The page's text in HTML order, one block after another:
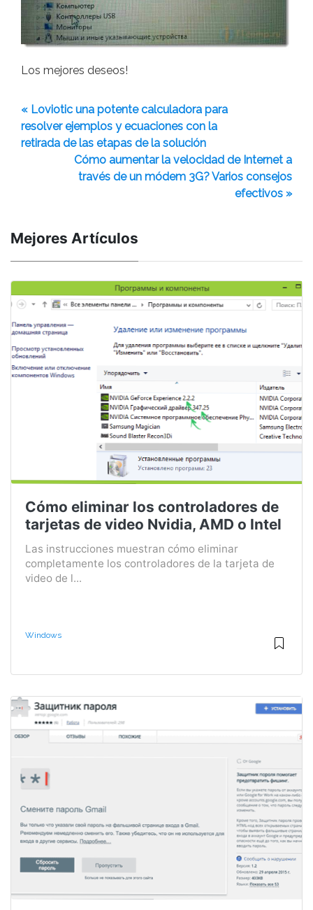
Los mejores deseos!
« Loviotic una potente calculadora para
resolver ejemplos y ecuaciones con la
retirada de las etapas de la solución
Cómo aumentar la velocidad de Internet a
través de un módem 3G? Varios consejos
efectivos »
Mejores Artículos
Cómo eliminar los controladores de
tarjetas de video Nvidia, AMD o Intel
Las instrucciones muestran cómo eliminar
completamente los controladores de la tarjeta de
video de l...
Windows